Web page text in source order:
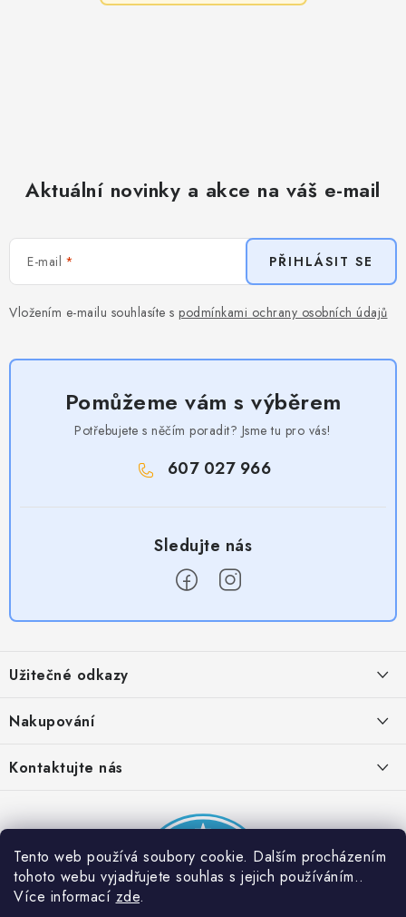
Tento web používá soubory cookie. Dalším procházením
tohoto webu vyjadřujete souhlas s jejich používáním..
Více informací zde.
Aktuální novinky a akce na váš e-mail
E-mail
Vložením e-mailu souhlasíte s podmínkami ochrany osobních údajů
PŘIHLÁSIT SE
Pomůžeme vám s výběrem
Potřebujete s něčím poradit? Jsme tu pro vás!
607 027 966
p
a
Užitečné odkazy
Obchodní podmínky
Provizní systém
Partner stránek: Super plecháček
Nakupování
Časté otázky
Podmínky akce 2 + 1 zdarma
Kontaktujte nás